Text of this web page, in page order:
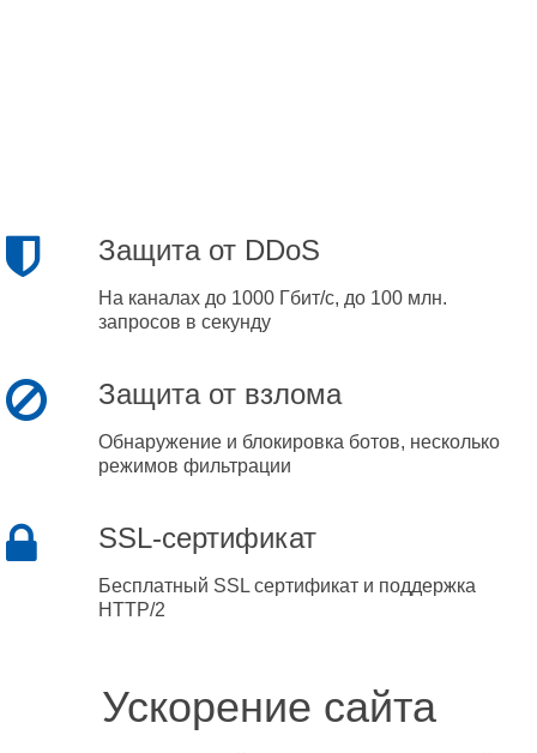
Защита от DDoS
На каналах до 1000 Гбит/с, до 100 млн.
запросов в секунду
Защита от взлома
Обнаружение и блокировка ботов, несколько
режимов фильтрации
SSL-сертификат
Бесплатный SSL сертификат и поддержка
HTTP/2
Ускорение сайта